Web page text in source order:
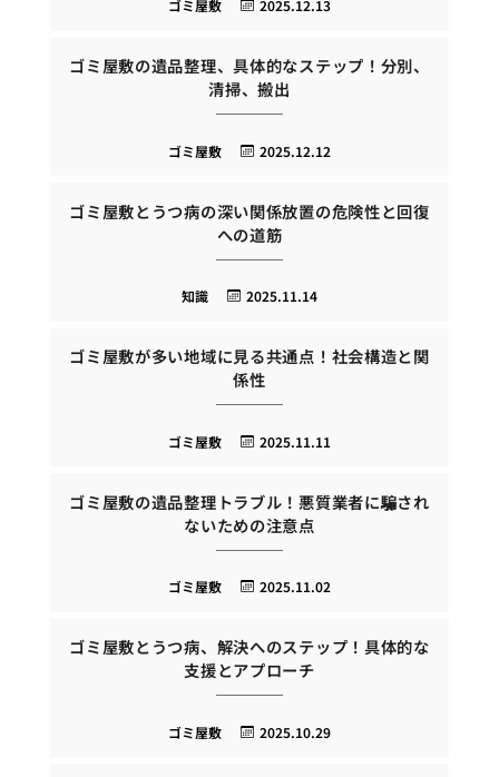
2025.12.13
ゴミ屋敷
ゴミ屋敷の遺品整理、具体的なステップ！分別、
清掃、搬出
2025.12.12
ゴミ屋敷
ゴミ屋敷とうつ病の深い関係放置の危険性と回復
への道筋
2025.11.14
知識
ゴミ屋敷が多い地域に見る共通点！社会構造と関
係性
2025.11.11
ゴミ屋敷
ゴミ屋敷の遺品整理トラブル！悪質業者に騙され
ないための注意点
2025.11.02
ゴミ屋敷
ゴミ屋敷とうつ病、解決へのステップ！具体的な
支援とアプローチ
2025.10.29
ゴミ屋敷